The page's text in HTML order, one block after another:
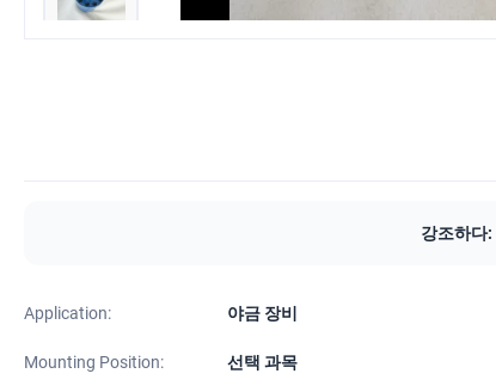
강조하다:
Application: 야금 장비
Mounting Position: 선택 과목